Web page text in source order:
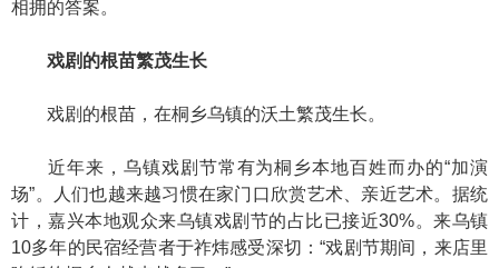
相拥的答案。
戏剧的根苗繁茂生长
戏剧的根苗，在桐乡乌镇的沃土繁茂生长。
近年来，乌镇戏剧节常有为桐乡本地百姓而办的“加演
场”。人们也越来越习惯在家门口欣赏艺术、亲近艺术。据统
计，嘉兴本地观众来乌镇戏剧节的占比已接近30%。来乌镇
10多年的民宿经营者于祚炜感受深切：“戏剧节期间，来店里